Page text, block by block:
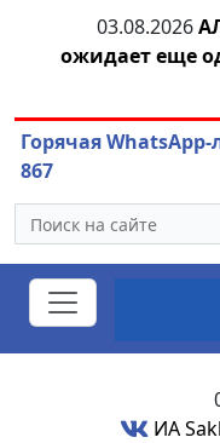
03.08.2026
ожидает еще
Горячая
867
ИА